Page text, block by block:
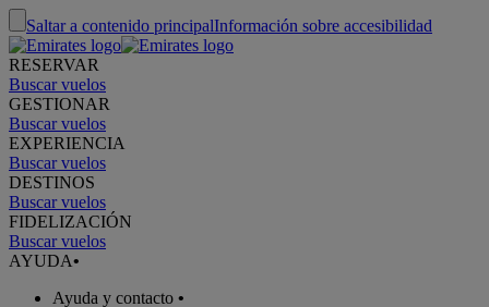
Saltar a contenido principalInformación sobre accesibilidad
RESERVAR
Buscar vuelos
GESTIONAR
Buscar vuelos
EXPERIENCIA
Buscar vuelos
DESTINOS
Buscar vuelos
FIDELIZACIÓN
Buscar vuelos
AYUDA•
Ayuda y contacto •